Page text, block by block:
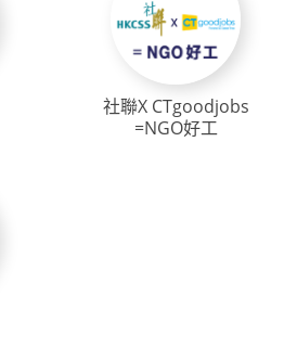
社聯X CTgoodjobs
=NGO好工